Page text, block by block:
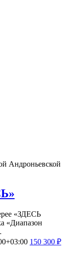
Андроньевской
«ЗДЕСЬ
«Диапазон
150 300 ₽